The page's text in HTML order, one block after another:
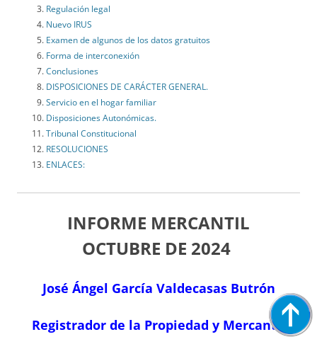
Regulación legal
Nuevo IRUS
Examen de algunos de los datos gratuitos
Forma de interconexión
Conclusiones
DISPOSICIONES DE CARÁCTER GENERAL.
Servicio en el hogar familiar
Disposiciones Autonómicas.
Tribunal Constitucional
RESOLUCIONES
ENLACES:
INFORME MERCANTIL
OCTUBRE DE 2024
José Ángel García Valdecasas Butrón
Registrador de la Propiedad y Mercantil